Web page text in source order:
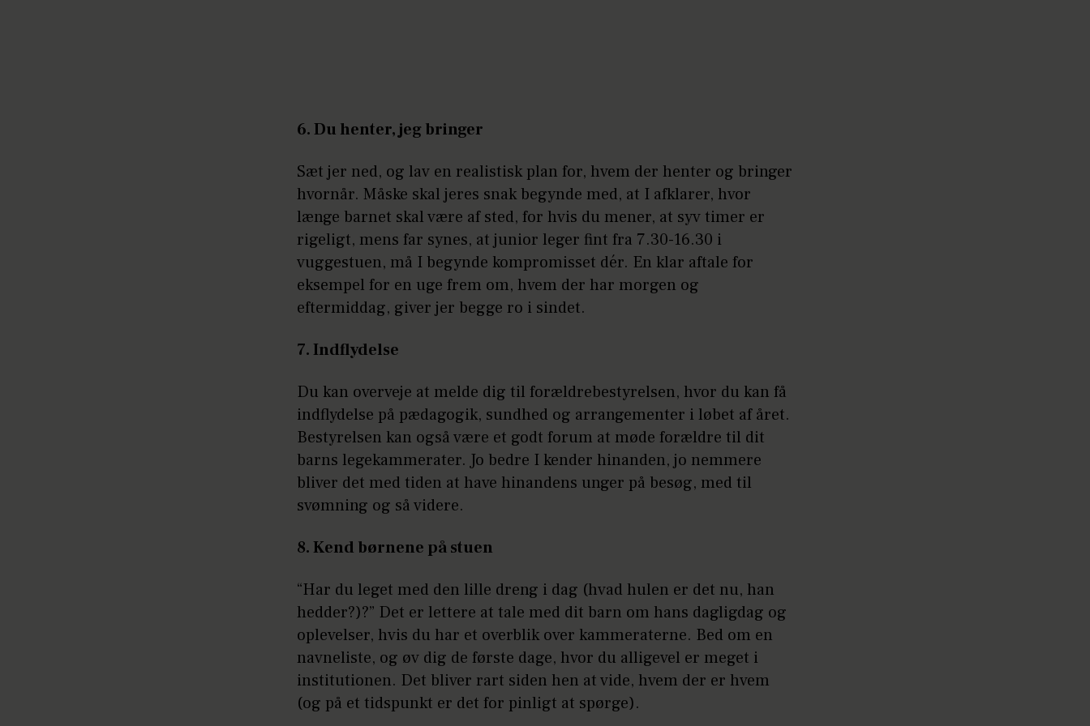
6. Du henter, jeg bringer
Sæt jer ned, og lav en realistisk plan for, hvem der henter og bringer
hvornår. Måske skal jeres snak begynde med, at I afklarer, hvor
længe barnet skal være af sted, for hvis du mener, at syv timer er
rigeligt, mens far synes, at junior leger fint fra 7.30-16.30 i
vuggestuen, må I begynde kompromisset dér. En klar aftale for
eksempel for en uge frem om, hvem der har morgen og
eftermiddag, giver jer begge ro i sindet.
7. Indflydelse
Du kan overveje at melde dig til forældrebestyrelsen, hvor du kan få
indflydelse på pædagogik, sundhed og arrangementer i løbet af året.
Bestyrelsen kan også være et godt forum at møde forældre til dit
barns legekammerater. Jo bedre I kender hinanden, jo nemmere
bliver det med tiden at have hinandens unger på besøg, med til
svømning og så videre.
8. Kend børnene på stuen
“Har du leget med den lille dreng i dag (hvad hulen er det nu, han
hedder?)?” Det er lettere at tale med dit barn om hans dagligdag og
oplevelser, hvis du har et overblik over kammeraterne. Bed om en
navneliste, og øv dig de første dage, hvor du alligevel er meget i
institutionen. Det bliver rart siden hen at vide, hvem der er hvem
(og på et tidspunkt er det for pinligt at spørge).